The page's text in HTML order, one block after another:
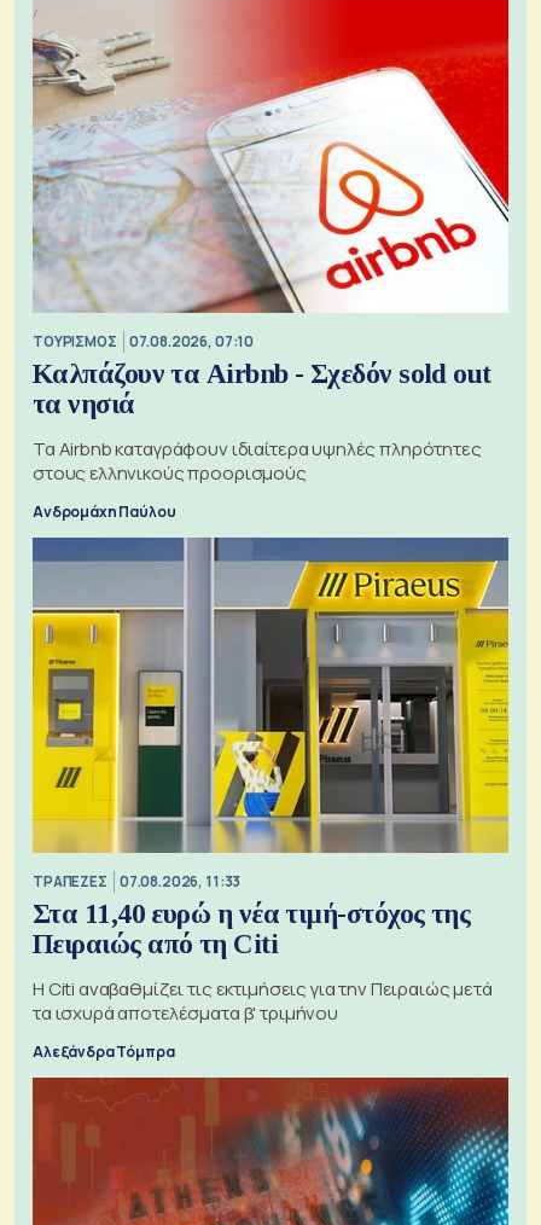
ΤΟΥΡΙΣΜΟΣ 07.08.2026, 07:10
Καλπάζουν τα Airbnb - Σχεδόν sold out
τα νησιά
Τα Airbnb καταγράφουν ιδιαίτερα υψηλές πληρότητες
στους ελληνικούς προορισμούς
Ανδρομάχη Παύλου
ΤΡΑΠΕΖΕΣ 07.08.2026, 11:33
Στα 11,40 ευρώ η νέα τιμή-στόχος της
Πειραιώς από τη Citi
Η Citi αναβαθμίζει τις εκτιμήσεις για την Πειραιώς μετά
τα ισχυρά αποτελέσματα β' τριμήνου
Αλεξάνδρα Τόμπρα